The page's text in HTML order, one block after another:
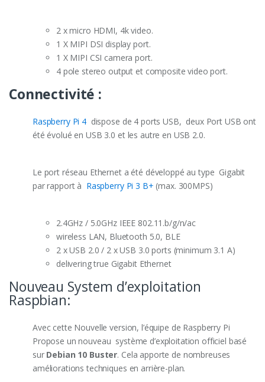
2 x micro HDMI, 4k video.
1 X MIPI DSI display port.
1 X MIPI CSI camera port.
4 pole stereo output et composite video port.
Connectivité :
Raspberry Pi 4 dispose de 4 ports USB, deux Port USB ont
été évolué en USB 3.0 et les autre en USB 2.0.
Le port réseau Ethernet a été développé au type Gigabit
par rapport à Raspberry Pi 3 B+ (max. 300MPS)
2.4GHz / 5.0GHz IEEE 802.11.b/g/n/ac
wireless LAN, Bluetooth 5.0, BLE
2 x USB 2.0 / 2 x USB 3.0 ports (minimum 3.1 A)
delivering true Gigabit Ethernet
Nouveau System d’exploitation
Raspbian:
Avec cette Nouvelle version, l’équipe de Raspberry Pi
Propose un nouveau système d’exploitation officiel basé
sur Debian 10 Buster. Cela apporte de nombreuses
améliorations techniques en arrière-plan.